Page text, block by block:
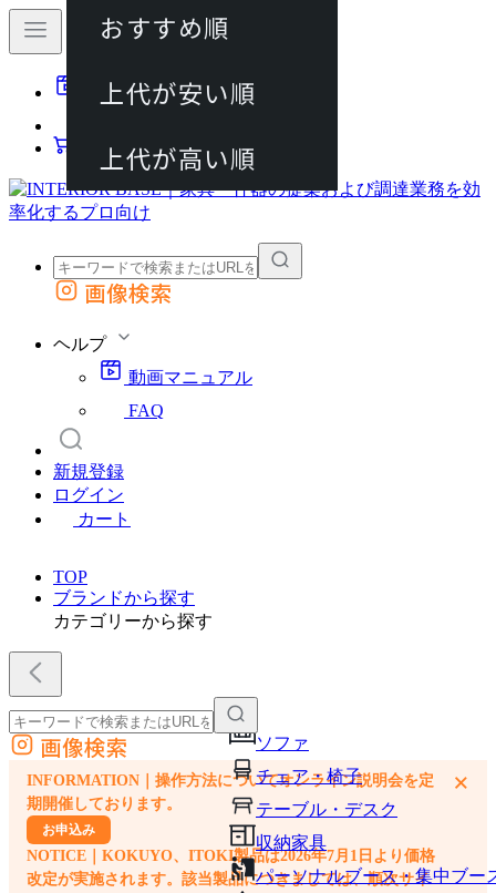
動画マニュアル
カート
外部サイトの商品をカートに追加
画像検索
ヘルプ
動画マニュアル
FAQ
新規登録
ログイン
カート
TOP
ブランドから探す
カテゴリーから探す
ソファ
チェア・椅子
テーブル・デスク
収納家具
パーソナルブース・集中ブー
外部サイトの商品をカートに追加
他のサイトで見つけた商品ページのURLを貼り付けて、カートに追加できます
画像検索
INFORMATION｜操作方法についてオンライン説明会を定
期開催しております。
お申込み
NOTICE｜KOKUYO、ITOKI製品は2026年7月1日より価格
改定が実施されます。該当製品につきましては、順次サイ
×
おすすめ順
上代が安い順
上代が高い順